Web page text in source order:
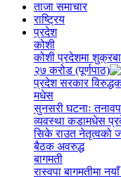
ताजा समाचार
राष्ट्रिय
प्रदेश
कोशी
कोशी प्रदेशमा
२७ करोड (पूर्णपाठ)
प्रदेश सरकार विरुद्धको
मधेस
सुनसरी घटनाः
व्यवस्था कडामधेस
सिके राउत नेतृत्वको
बैठक अवरुद्ध
बागमती
रास्वपा बागमतीमा